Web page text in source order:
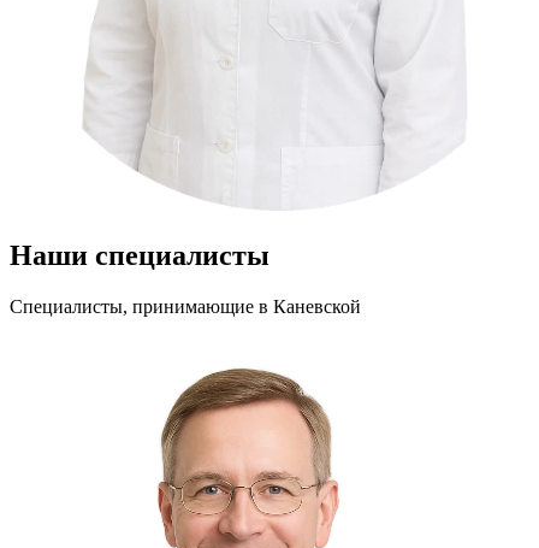
Наши специалисты
Специалисты, принимающие в Каневской